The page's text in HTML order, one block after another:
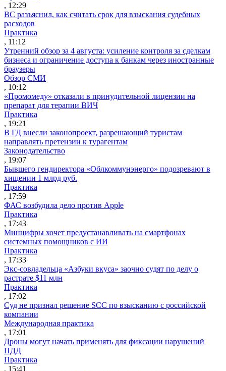
, 12:29
ВС разъяснил, как считать срок для взыскания судебных
расходов
Практика
, 11:12
Утренний обзор за 4 августа: усиление контроля за сделкам
бизнеса и ограничение доступа к банкам через иностранные
браузеры
Обзор СМИ
, 10:12
«Промомеду» отказали в принудительной лицензии на
препарат для терапии ВИЧ
Практика
, 19:21
В ГД внесли законопроект, разрешающий туристам
направлять претензии к турагентам
Законодательство
, 19:07
Бывшего гендиректора «Облкоммунэнерго» подозревают в
хищении 1 млрд руб.
Практика
, 17:59
ФАС возбудила дело против Apple
Практика
, 17:43
Минцифры хочет предустанавливать на смартфонах
системных помощников с ИИ
Практика
, 17:33
Экс-совладельца «Азбуки вкуса» заочно судят по делу о
растрате $11 млн
Практика
, 17:02
Суд не признал решение SCC по взысканию с российской
компании
Международная практика
, 17:01
Дроны могут начать применять для фиксации нарушений
ПДД
Практика
, 15:41